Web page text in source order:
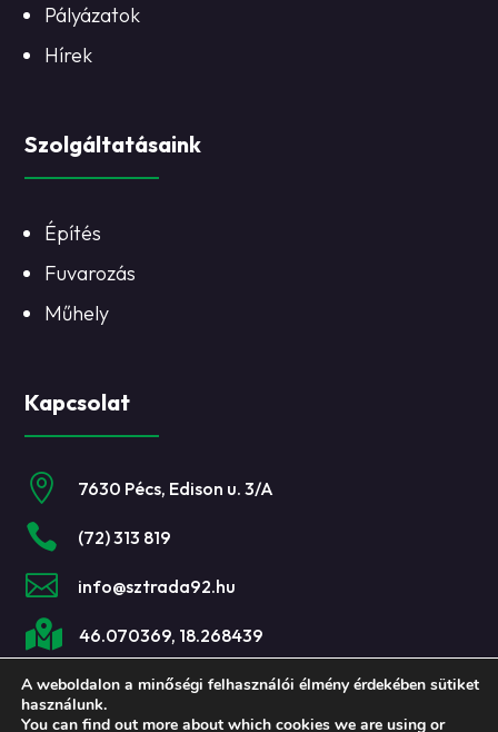
Pályázatok
Hírek
Szolgáltatásaink
Építés
Fuvarozás
Műhely
Kapcsolat
 7630 Pécs, Edison u. 3/A
 (72) 313 819
 info@sztrada92.hu
 46.070369, 18.268439
A weboldalon a minőségi felhasználói élmény érdekében sütiket
használunk.
You can find out more about which cookies we are using or